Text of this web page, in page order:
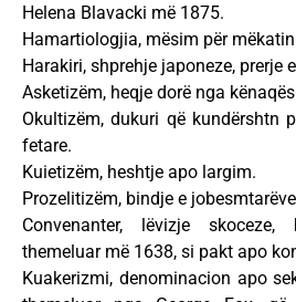
Helena Blavacki më 1875.
Hamartiologjia, mësim për
Harakiri, shprehje japoneze, prerje
Asketizëm, heqje dorë nga
Okultizëm, dukuri që kundërshtn
fetare.
Kuietizëm, heshtje apo largim.
Prozelitizëm, bindje e
Convenanter, lëvizje
themeluar më 1638, si pakt apo
Kuakerizmi, denominacion apo